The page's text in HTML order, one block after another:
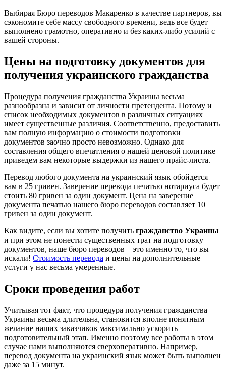
Выбирая Бюро переводов Макаренко в качестве партнеров, вы
сэкономите себе массу свободного времени, ведь все будет
выполнено грамотно, оперативно и без каких-либо усилий с
вашей стороны.
Цены на подготовку документов для
получения украинского гражданства
Процедура получения гражданства Украины весьма
разнообразна и зависит от личности претендента. Потому и
список необходимых документов в различных ситуациях
имеет существенные различия. Соответственно, предоставить
вам полную информацию о стоимости подготовки
документов заочно просто невозможно. Однако для
составления общего впечатления о нашей ценовой политике
приведем вам некоторые выдержки из нашего прайс-листа.
Перевод любого документа на украинский язык обойдется
вам в 25 гривен. Заверение перевода печатью нотариуса будет
стоить 80 гривен за один документ. Цена на заверение
документа печатью нашего бюро переводов составляет 10
гривен за один документ.
Как видите, если вы хотите получить гражданство Украины
и при этом не понести существенных трат на подготовку
документов, наше бюро переводов – это именно то, что вы
искали! Стоимость перевода и цены на дополнительные
услуги у нас весьма умеренные.
Сроки проведения работ
Учитывая тот факт, что процедура получения гражданства
Украины весьма длительна, становится вполне понятным
желание наших заказчиков максимально ускорить
подготовительный этап. Именно поэтому все работы в этом
случае нами выполняются сверхоперативно. Например,
перевод документа на украинский язык может быть выполнен
даже за 15 минут.